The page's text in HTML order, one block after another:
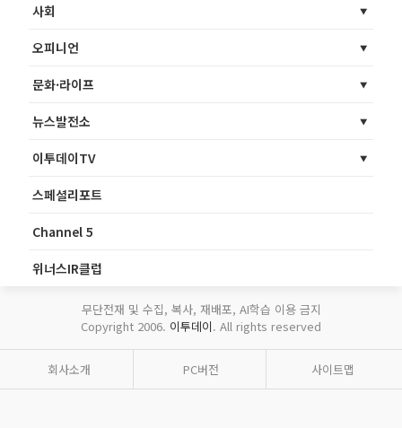
사회
오피니언
문화·라이프
뉴스발전소
이투데이TV
스페셜리포트
Channel 5
위너스IR클럽
무단전재 및 수집, 복사, 재배포, AI학습 이용 금지
Copyright 2006. 이투데이. All rights reserved
회사소개 PC버전 사이트맵